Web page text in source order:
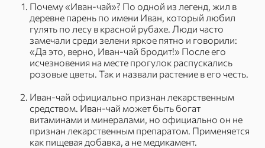
Почему «Иван-чай»? По одной из легенд, жил в
деревне парень по имени Иван, который любил
гулять по лесу в красной рубахе. Люди часто
замечали среди зелени яркое пятно и говорили:
«Да это, верно, Иван-чай бродит!» После его
исчезновения на месте прогулок распускались
розовые цветы. Так и назвали растение в его честь.
Иван‑чай официально признан лекарственным
средством. Иван‑чай может быть богат
витаминами и минералами, но официально он не
признан лекарственным препаратом. Применяется
как пищевая добавка, а не медикамент.